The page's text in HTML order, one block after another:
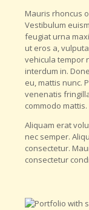
Mauris rhoncus
Vestibulum
feugiat urna
ut eros a,
vehicula tempor
interdum in.
eu, mattis nunc.
venenatis
commodo mattis.
Aliquam erat
nec semper.
consectetur.
consectetur